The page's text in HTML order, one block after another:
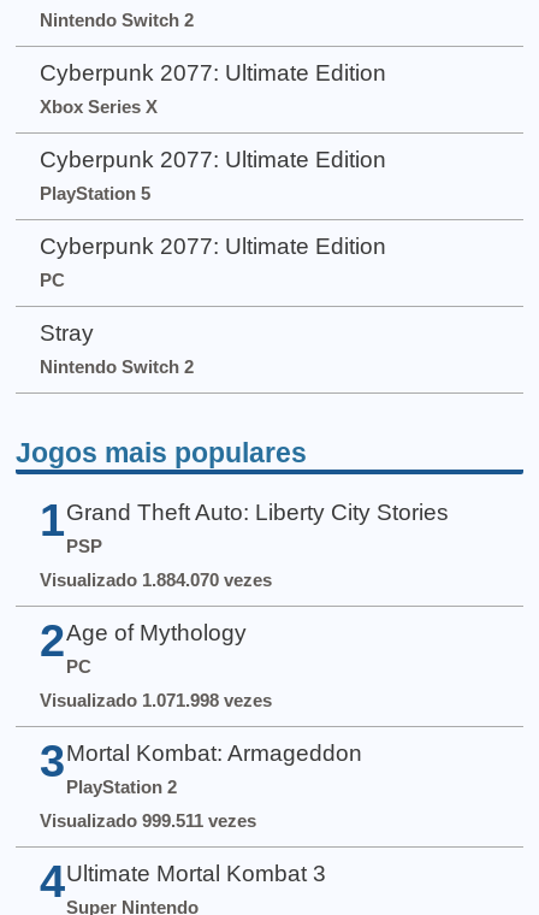
Nintendo Switch 2
Cyberpunk 2077: Ultimate Edition
Xbox Series X
Cyberpunk 2077: Ultimate Edition
PlayStation 5
Cyberpunk 2077: Ultimate Edition
PC
Stray
Nintendo Switch 2
Jogos mais populares
1 Grand Theft Auto: Liberty City Stories
PSP
Visualizado 1.884.070 vezes
2 Age of Mythology
PC
Visualizado 1.071.998 vezes
3 Mortal Kombat: Armageddon
PlayStation 2
Visualizado 999.511 vezes
4 Ultimate Mortal Kombat 3
Super Nintendo